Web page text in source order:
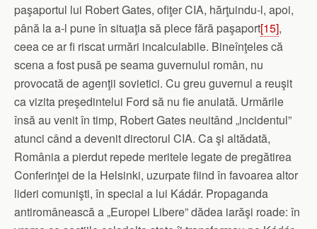
paşaportul lui Robert Gates, ofiţer CIA, hărţuindu-l, apoi,
până la a-l pune în situaţia să plece fără paşaport[15],
ceea ce ar fi riscat urmări incalculabile. Bineînţeles că
scena a fost pusă pe seama guvernului român, nu
provocată de agenţii sovietici. Cu greu guvernul a reuşit
ca vizita preşedintelui Ford să nu fie anulată. Urmările
însă au venit în timp, Robert Gates neuitând „incidentul”
atunci când a devenit directorul CIA. Ca şi altădată,
România a pierdut repede meritele legate de pregătirea
Conferinţei de la Helsinki, uzurpate fiind în favoarea altor
lideri comunişti, în special a lui Kádár. Propaganda
antiromânească a „Europei Libere” dădea iarăşi roade: în